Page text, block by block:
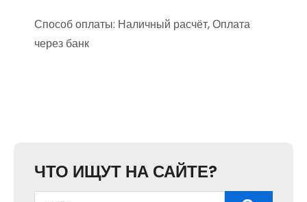
Способ оплаты: Наличный расчёт, Оплата
через банк
ЧТО ИЩУТ НА САЙТЕ?